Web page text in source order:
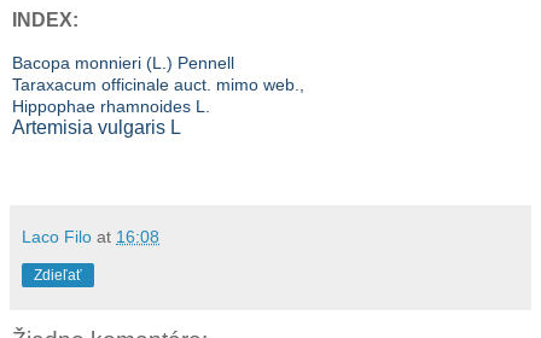
INDEX:
Bacopa monnieri (L.) Pennell
Taraxacum officinale auct. mimo web.,
Hippophae rhamnoides L.
Artemisia vulgaris L
Laco Filo at 16:08
Zdieľať